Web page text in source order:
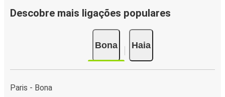
Descobre mais ligações populares
Bona Haia
Paris - Bona